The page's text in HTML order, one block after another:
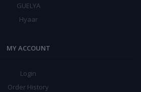
GUELYA
Hyaar
MY ACCOUNT
Login
Order History